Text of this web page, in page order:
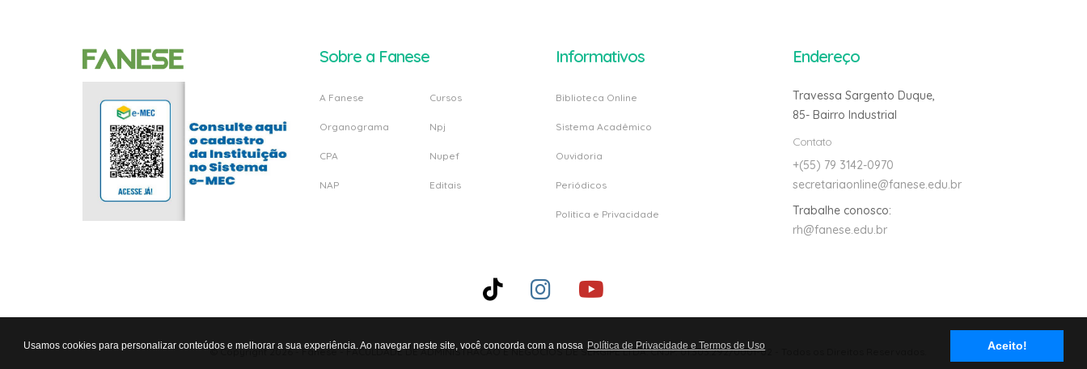
Usamos cookies para personalizar conteúdos e melhorar a sua experiência. Ao navegar neste site, você concorda com a nossa Política de Privacidade e Termos de Uso Aceito!
Sobre a Fanese
A Fanese
Organograma
CPA
NAP
Cursos
Npj
Nupef
Editais
Informativos
Biblioteca Online
Sistema Acadêmico
Ouvidoria
Periódicos
Politica e Privacidade
Endereço
Travessa Sargento Duque,
85- Bairro Industrial
Contato
+(55) 79 3142-0970
secretariaonline@fanese.edu.br
Trabalhe conosco:
rh@fanese.edu.br
© Copyright 2026 -Fanese - FACULDADE DE ADMINISTRACAO E NEGOCIOS DE SERGIPE LTDA. CNJP: 01.303.292/0001-02
Avalie nosso site